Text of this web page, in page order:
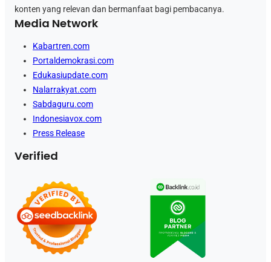
konten yang relevan dan bermanfaat bagi pembacanya.
Media Network
Kabartren.com
Portaldemokrasi.com
Edukasiupdate.com
Nalarrakyat.com
Sabdaguru.com
Indonesiavox.com
Press Release
Verified